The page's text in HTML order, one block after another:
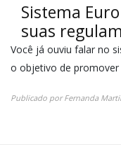
Sistema
suas
Você já ouviu falar no
o objetivo de
Publicado porFernanda